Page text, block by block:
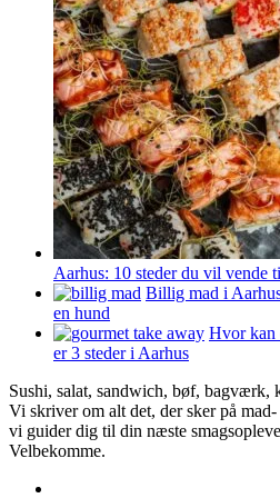
Aarhus: 10 steder du vil vende
Billig mad i
en hund
Hvor kan
er 3 steder i Aarhus
Sushi, salat, sandwich, bøf, bagværk,
Vi skriver om alt det, der sker på
vi guider dig til din næste
Velbekomme.